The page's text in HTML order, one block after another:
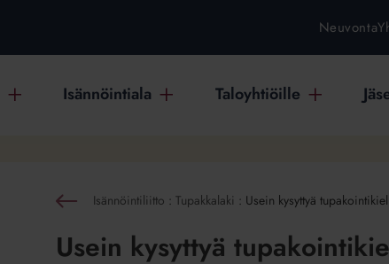
Neuvonta
Isännöintiala Taloyhtiöille
Takaisin Isännöintiliitto :Tupakkalaki : Usein kysyttyä
Usein kysyttyä